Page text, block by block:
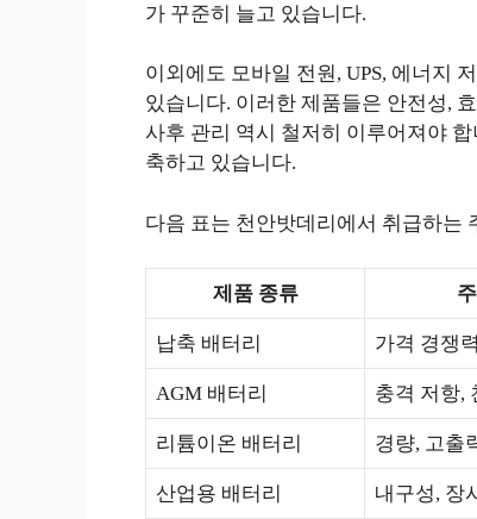
가 꾸준히 늘고 있습니다.
이외에도 모바일 전원, UPS, 에너지
있습니다. 이러한 제품들은 안전성,
사후 관리 역시 철저히 이루어져야
축하고 있습니다.
다음 표는 천안밧데리에서 취급하는
제품 종류
납축 배터리 가격 경쟁
AGM 배터리 충격 저항,
리튬이온 배터리 경량, 고출
산업용 배터리 내구성, 장